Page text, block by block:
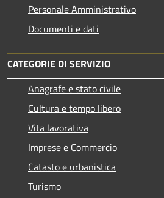
Personale Amministrativo
Documenti e dati
CATEGORIE DI SERVIZIO
Anagrafe e stato civile
Cultura e tempo libero
Vita lavorativa
Imprese e Commercio
Catasto e urbanistica
Turismo